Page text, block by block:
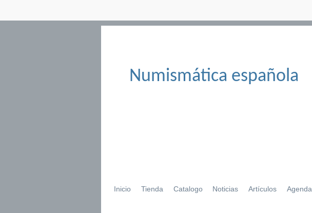
Numismática española
Inicio Tienda Catalogo Noticias Artículos Agenda